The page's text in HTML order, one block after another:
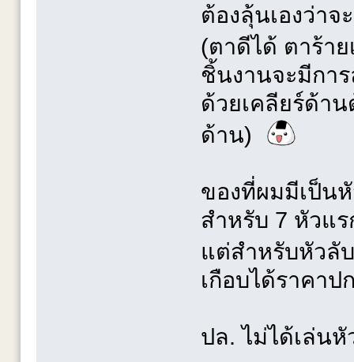
ต้องลุ้นเองว่า
(ตาดีได้ ตาร้า
ชิ้นงานจะมีกา
ด้วยเคลียร์ด้า
ด้าน)
ของที่ผมมีเป็น
สำหรับ 7 หัวแ
แต่สำหรับหัวลั
เกือบได้ราคาป
ปล. ไม่ได้เล่น